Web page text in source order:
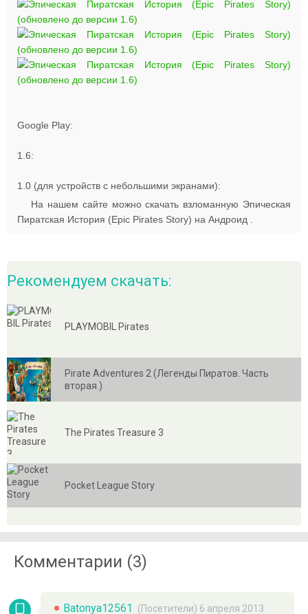
Google Play:
1.6:
1.0 (для устройств с небольшими экранами):
На нашем сайте можно скачать взломанную Эпическая
Пиратская История (Epic Pirates Story) на Андроид .
Рекомендуем скачать:
PLAYMOBIL Pirates
Pirate Adventures 2 (Легенды Пиратов. Часть
вторая.)
The Pirates Treasure 3
Pocket League Story
Комментарии (3)
Batonya12561
(Посетители) 6 апреля 2013